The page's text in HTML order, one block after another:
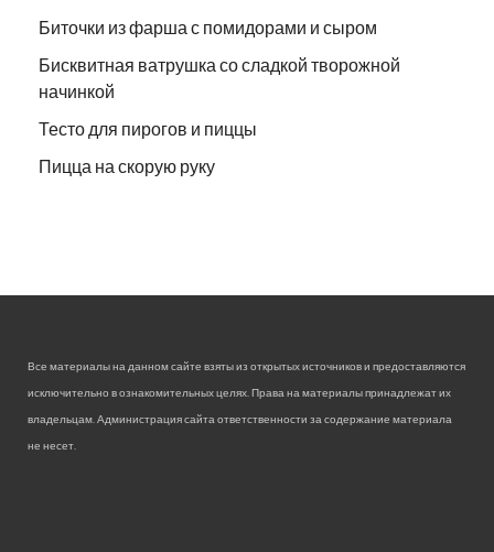
Биточки из фарша с помидорами и сыром
Бисквитная ватрушка со сладкой творожной
начинкой
Тесто для пирогов и пиццы
Пицца на скорую руку
Все материалы на данном сайте взяты из открытых источников и предоставляются
исключительно в ознакомительных целях. Права на материалы принадлежат их
владельцам. Администрация сайта ответственности за содержание материала
не несет.